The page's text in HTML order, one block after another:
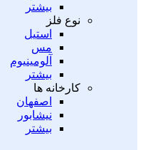
بیشتر
نوع فلز
استیل
مس
آلومینیوم
بیشتر
کارخانه ها
اصفهان
نیشابور
بیشتر